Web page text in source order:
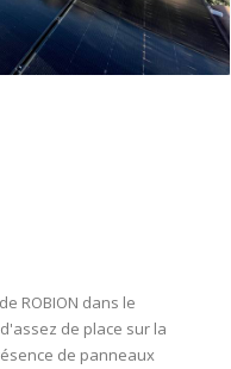
ROBION dans le
d'assez de place sur la
de panneaux